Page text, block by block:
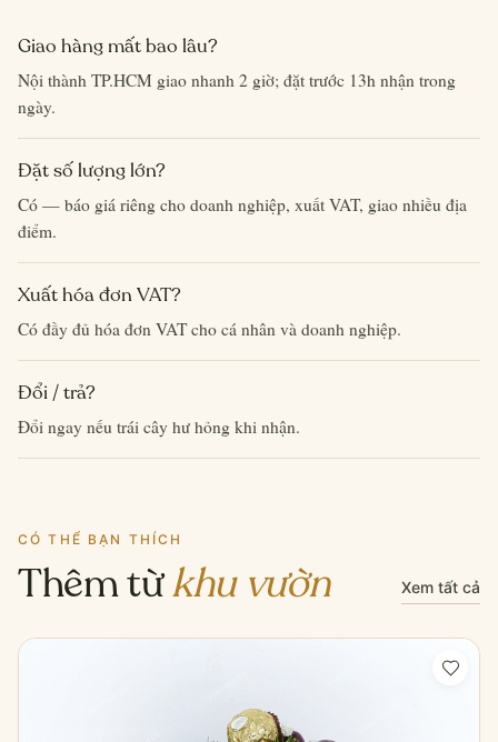
Giao hàng mất bao lâu?
Nội thành TP.HCM giao nhanh 2 giờ; đặt trước 13h nhận trong
ngày.
Đặt số lượng lớn?
Có — báo giá riêng cho doanh nghiệp, xuất VAT, giao nhiều địa
điểm.
Xuất hóa đơn VAT?
Có đầy đủ hóa đơn VAT cho cá nhân và doanh nghiệp.
Đổi / trả?
Đổi ngay nếu trái cây hư hỏng khi nhận.
CÓ THỂ BẠN THÍCH
Thêm từkhu vườn Xem tất cả